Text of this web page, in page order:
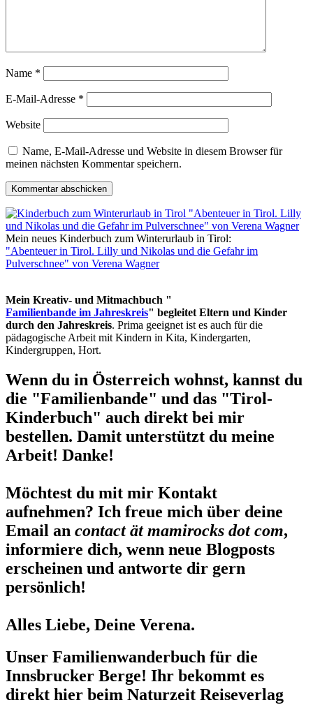
Name *
E-Mail-Adresse *
Website
Name, E-Mail-Adresse und Website in diesem Browser für
meinen nächsten Kommentar speichern.
Mein neues Kinderbuch zum Winterurlaub in Tirol:
"Abenteuer in Tirol. Lilly und Nikolas und die Gefahr im
Pulverschnee" von Verena Wagner
Mein Kreativ- und Mitmachbuch "
Familienbande im Jahreskreis" begleitet Eltern und Kinder
durch den Jahreskreis. Prima geeignet ist es auch für die
pädagogische Arbeit mit Kindern in Kita, Kindergarten,
Kindergruppen, Hort.
Wenn du in Österreich wohnst, kannst du
die "Familienbande" und das "Tirol-
Kinderbuch" auch direkt bei mir
bestellen. Damit unterstützt du meine
Arbeit! Danke!
Möchtest du mit mir Kontakt
aufnehmen? Ich freue mich über deine
Email an contact ät mamirocks dot com,
informiere dich, wenn neue Blogposts
erscheinen und antworte dir gern
persönlich!
Alles Liebe, Deine Verena.
Unser Familienwanderbuch für die
Innsbrucker Berge! Ihr bekommt es
direkt hier beim Naturzeit Reiseverlag